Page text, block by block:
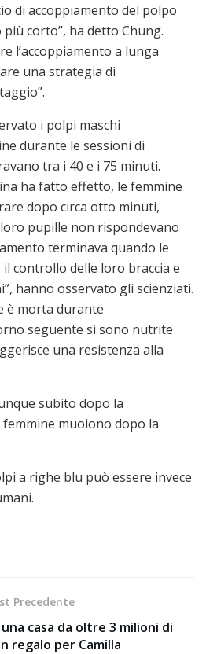
di accoppiamento del polpo
corto”, ha detto Chung.
l’accoppiamento a lunga
una strategia di
i polpi maschi
durante le sessioni di
tra i 40 e i 75 minuti.
ha fatto effetto, le femmine
dopo circa otto minuti,
pupille non rispondevano
terminava quando le
controllo delle loro braccia e
hanno osservato gli scienziati.
è morta durante
seguente si sono nutrite
una resistenza alla
subito dopo la
muoiono dopo la
a righe blu può essere invece
Precedente
casa da oltre 3 milioni di
regalo per Camilla